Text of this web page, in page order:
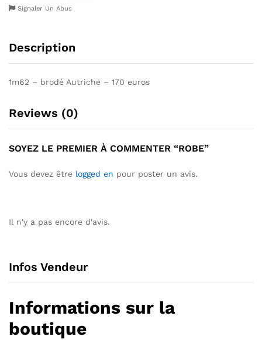
Signaler Un Abus
Description
1m62 – brodé Autriche – 170 euros
Reviews (0)
SOYEZ LE PREMIER À COMMENTER “ROBE”
Vous devez être logged en pour poster un avis.
Il n'y a pas encore d'avis.
Infos Vendeur
Informations sur la
boutique